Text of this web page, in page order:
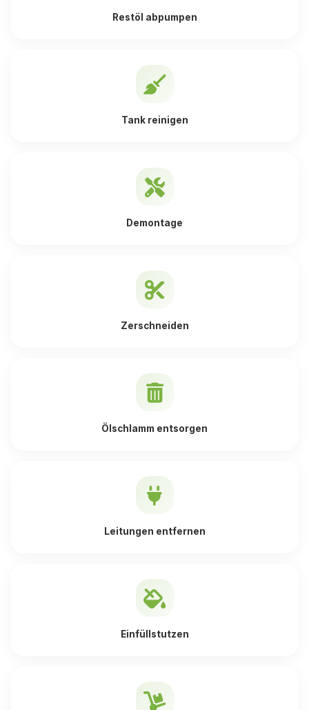
Restöl abpumpen
Tank reinigen
Demontage
Zerschneiden
Ölschlamm entsorgen
Leitungen entfernen
Einfüllstutzen